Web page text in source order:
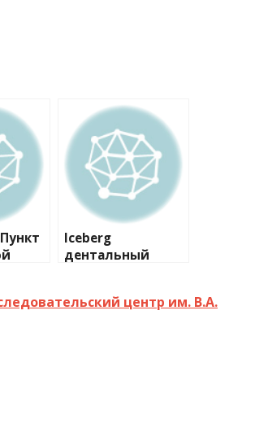
Iceberg
дентальный
центр им. В.А.